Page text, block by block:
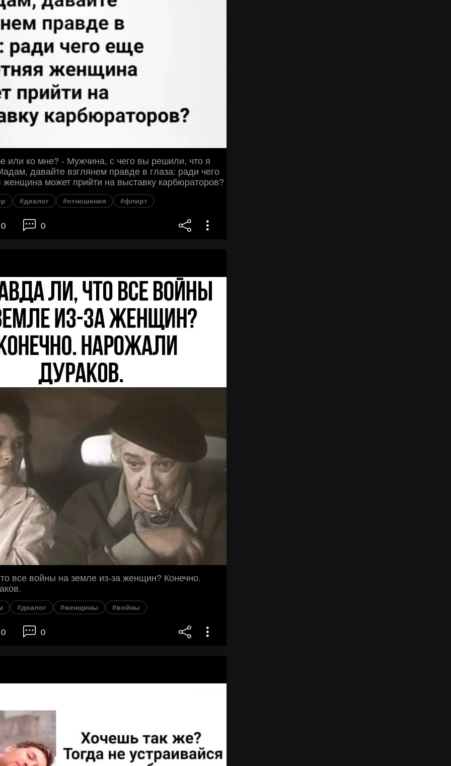
или ко мне? - Мужчина, с чего вы решили, что я
давайте взглянем правде в глаза: ради чего
может прийти на выставку карбюраторов?
#диалог #отношения #флирт
0 0
все войны на земле из-за женщин? Конечно.
#диалог #женщины #войны
0 0